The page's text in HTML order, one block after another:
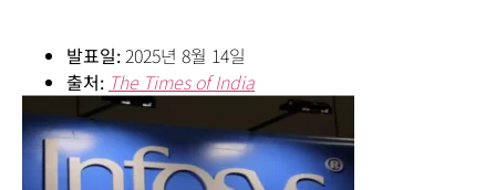
발표일:2025년 8월 14일
출처: The Times of India